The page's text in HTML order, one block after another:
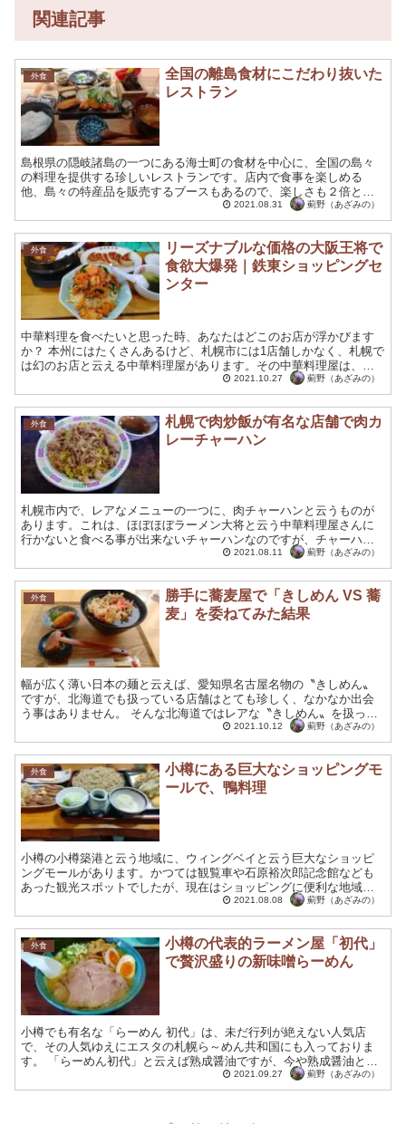
関連記事
外食
全国の離島食材にこだわり抜いた
レストラン
島根県の隠岐諸島の一つにある海士町の食材を中心に、全国の島々
の料理を提供する珍しいレストランです。店内で食事を楽しめる
他、島々の特産品を販売するブースもあるので、楽しさも２倍と云
った珍しいものが好きな方にはたまらないレストランだと思いま
す。...
2021.08.31 薊野（あざみの）
外食
リーズナブルな価格の大阪王将で
食欲大爆発｜鉄東ショッピングセ
ンター
中華料理を食べたいと思った時、あなたはどこのお店が浮かびます
か？ 本州にはたくさんあるけど、札幌市には1店舗しかなく、札幌で
は幻のお店と云える中華料理屋があります。その中華料理屋は、リ
ーズナブル価格設定にも関わらず、美味しい中華を頂けるとい...
2021.10.27 薊野（あざみの）
外食
札幌で肉炒飯が有名な店舗で肉カ
レーチャーハン
札幌市内で、レアなメニューの一つに、肉チャーハンと云うものが
あります。これは、ほぼほぼラーメン大将と云う中華料理屋さんに
行かないと食べる事が出来ないチャーハンなのですが、チャーハン
に大きな肉がゴロゴロと乗った代物で、若い男性に圧倒的に支持
を...
2021.08.11 薊野（あざみの）
外食
勝手に蕎麦屋で「きしめん VS 蕎
麦」を委ねてみた結果
幅が広く薄い日本の麺と云えば、愛知県名古屋名物の〝きしめん〟
ですが、北海道でも扱っている店舗はとても珍しく、なかなか出会
う事はありません。 そんな北海道ではレアな〝きしめん〟を扱って
いるお蕎麦屋「おそば こせん」が、２０２１年４月１０日に新...
2021.10.12 薊野（あざみの）
外食
小樽にある巨大なショッピングモ
ールで、鴨料理
小樽の小樽築港と云う地域に、ウィングベイと云う巨大なショッピ
ングモールがあります。かつては観覧車や石原裕次郎記念館なども
あった観光スポットでしたが、現在はショッピングに便利な地域に
沿ったエリアとして発展しています。小樽の海に沿って建設され
て...
2021.08.08 薊野（あざみの）
外食
小樽の代表的ラーメン屋「初代」
で贅沢盛りの新味噌らーめん
小樽でも有名な「らーめん 初代」は、未だ行列が絶えない人気店
で、その人気ゆえにエスタの札幌ら～めん共和国にも入っておりま
す。 「らーめん初代」と云えば熟成醤油ですが、今や熟成醤油と同
様に定番となった〝新味噌〟を食べに、手稲区にあるらーめん初...
2021.09.27 薊野（あざみの）